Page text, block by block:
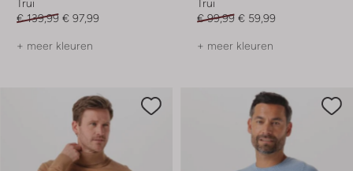
Trui
€ 139,99 € 97,99
+ meer kleuren
Trui
€ 99,99 € 59,99
+ meer kleuren